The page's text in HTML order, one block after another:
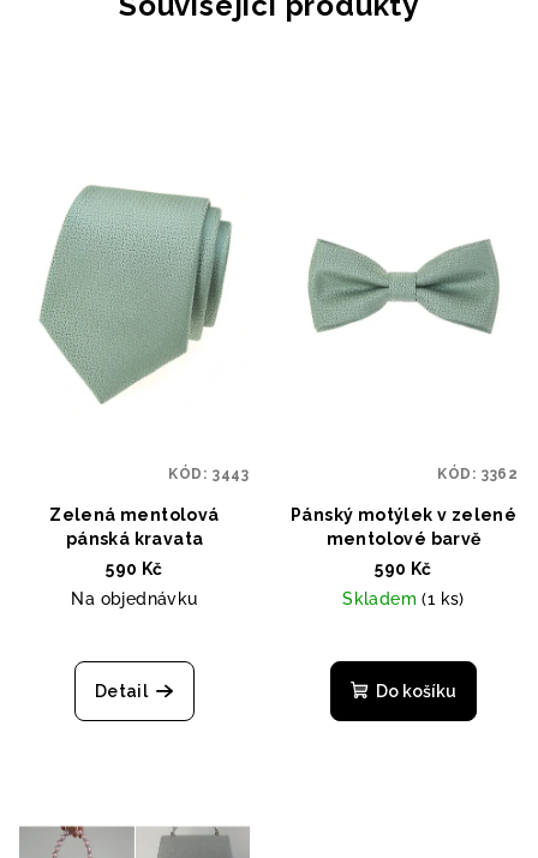
Zelená mentolová
pánská kravata
590 Kč
Na objednávku
Detail
KÓD: 3443
Pánský motýlek v zelené
mentolové barvě
590 Kč
Skladem(1 ks)
Do košíku
KÓD: 3362